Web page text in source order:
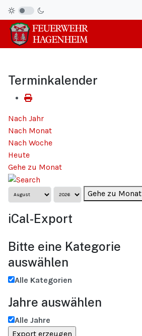
Terminkalender
Nach Jahr
Nach Monat
Nach Woche
Heute
Gehe zu Monat
Gehe zu Monat
iCal-Export
Bitte eine Kategorie
auswählen
Alle Kategorien
Jahre auswählen
Alle Jahre